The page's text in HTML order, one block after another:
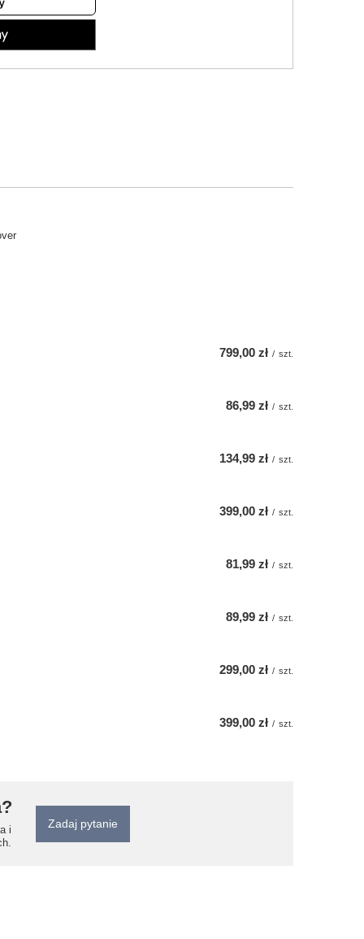
799,00 zł / szt.
86,99 zł / szt.
134,99 zł / szt.
399,00 zł / szt.
81,99 zł / szt.
89,99 zł / szt.
299,00 zł / szt.
399,00 zł / szt.
i
Zadaj pytanie